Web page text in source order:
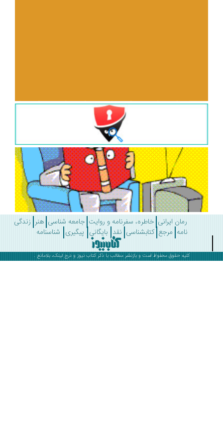
رمان ایرانی خاطره، سفرنامه و روایت جامعه شناسی هنر زندگی
مرجع کتابشناسی نقد بایگانی پیگیری شناسنامه
کلیه حقوق محفوظ است و بازنشر مطالب با ذکرکتاب نیوزو درج لینک، بلامانع .